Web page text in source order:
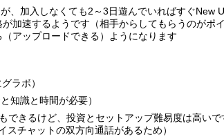
、加入しなくても2～3日遊んでいればすぐNew
加速するようです（相手からしてもらうのがポイ
アップロードできる）ようになります
ラボ）
知識と時間が必要）
できるけど、投資とセットアップ難易度は高いで
チャットの双方向通話があるため）